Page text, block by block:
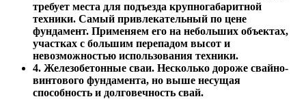
требует места для подъезда крупногабаритной
техники. Самый привлекательный по цене
фундамент. Применяем его на небольших объектах,
участках с большим перепадом высот и
невозможностью использования техники.
4. Железобетонные сваи. Несколько дороже свайно-
винтового фундамента, но выше несущая
способность и долговечность свай.